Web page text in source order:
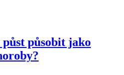
působit jako